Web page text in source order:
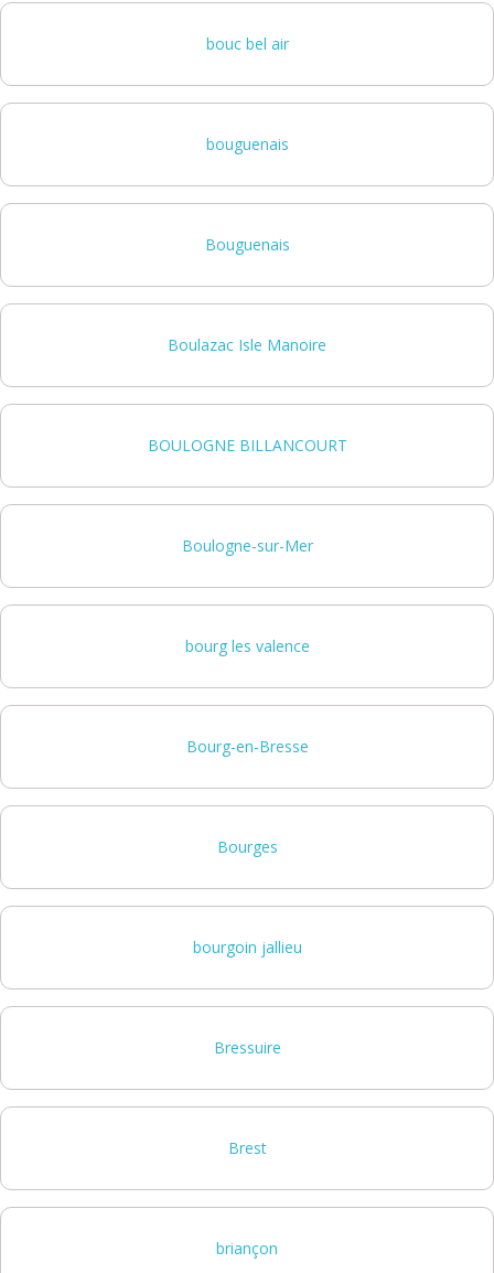
bouc bel air
bouguenais
Bouguenais
Boulazac Isle Manoire
BOULOGNE BILLANCOURT
Boulogne-sur-Mer
bourg les valence
Bourg-en-Bresse
Bourges
bourgoin jallieu
Bressuire
Brest
briançon